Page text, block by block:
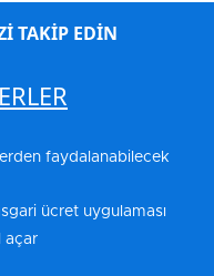
TAKİP EDİN
faydalanabilecek
ücret uygulaması
açar